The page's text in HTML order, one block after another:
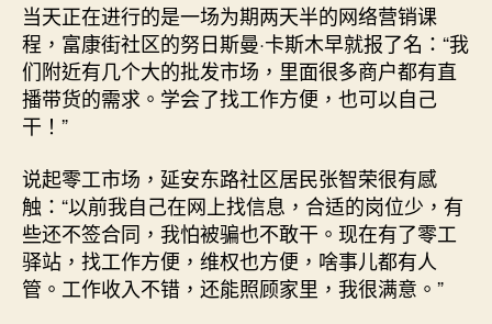
当天正在进行的是一场为期两天半的网络营销课
程，富康街社区的努日斯曼·卡斯木早就报了名：“我
们附近有几个大的批发市场，里面很多商户都有直
播带货的需求。学会了找工作方便，也可以自己
干！”
说起零工市场，延安东路社区居民张智荣很有感
触：“以前我自己在网上找信息，合适的岗位少，有
些还不签合同，我怕被骗也不敢干。现在有了零工
驿站，找工作方便，维权也方便，啥事儿都有人
管。工作收入不错，还能照顾家里，我很满意。”